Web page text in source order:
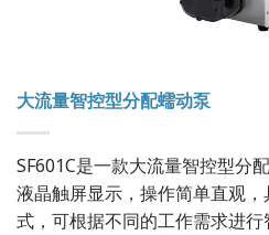
大流量智控型分配蠕动泵
SF601C是一款大流量智控型分
液晶触屏显示，操作简单直观
式，可根据不同的工作需求进行